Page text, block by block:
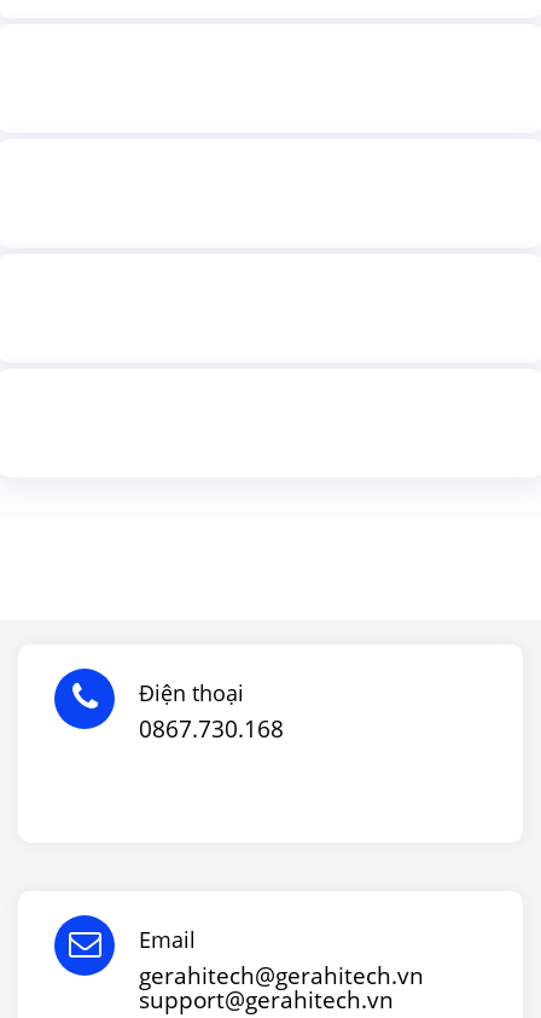
Điện thoại
0867.730.168
Email
gerahitech@gerahitech.vn
support@gerahitech.vn